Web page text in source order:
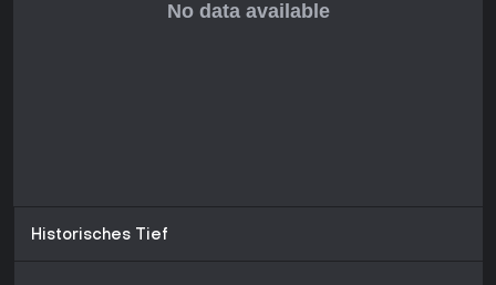
Historisches Tief